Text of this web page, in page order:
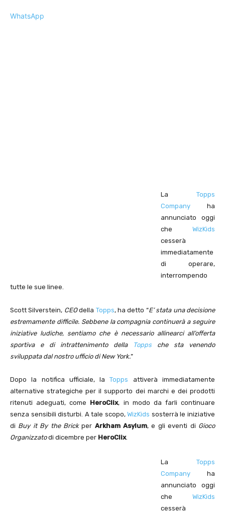
WhatsApp
La Topps
Company ha
annunciato oggi
che WizKids
cesserà
immediatamente
di operare,
interrompendo
tutte le sue linee.
Scott Silverstein, CEOdella Topps, ha detto “E’ stata una decisione
estremamente difficile. Sebbene la compagnia continuerà a seguire
iniziative ludiche, sentiamo che è necessario allinearci all’offerta
sportiva e di intrattenimento della
Topps che sta venendo
sviluppata dal nostro ufficio di New York.”
Dopo la notifica ufficiale, laTopps attiverà immediatamente
alternative strategiche per il supporto dei marchi e dei prodotti
ritenuti adeguati, come HeroClix, in modo da farli continuare
senza sensibili disturbi. A tale scopo,WizKids sosterrà le iniziative
di Buy it By the Brickper Arkham Asylum, e gli eventi di Gioco
Organizzatodi dicembre per HeroClix.
La Topps
Company ha
annunciato oggi
che WizKids
cesserà